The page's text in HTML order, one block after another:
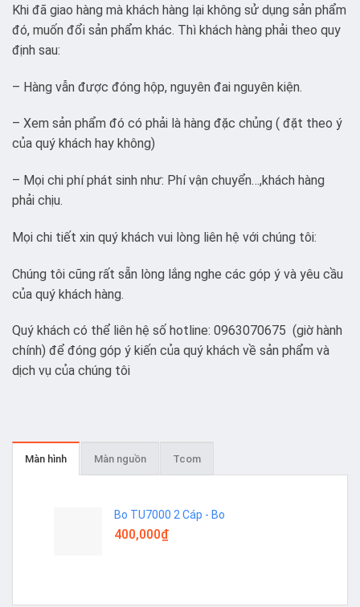
Khi đã giao hàng mà khách hàng lại không sử dụng sản phẩm
đó, muốn đổi sản phẩm khác. Thì khách hàng phải theo quy
định sau:
– Hàng vẫn được đóng hộp, nguyên đai nguyên kiện.
– Xem sản phẩm đó có phải là hàng đặc chủng ( đặt theo ý
của quý khách hay không)
– Mọi chi phí phát sinh như: Phí vận chuyển…,khách hàng
phải chịu.
Mọi chi tiết xin quý khách vui lòng liên hệ với chúng tôi:
Chúng tôi cũng rất sẵn lòng lắng nghe các góp ý và yêu cầu
của quý khách hàng.
Quý khách có thể liên hệ số hotline: 0963070675 (giờ hành
chính) để đóng góp ý kiến của quý khách về sản phẩm và
dịch vụ của chúng tôi
Màn hình Màn nguồn Tcom
Bo TU7000 2 Cáp - Bo
400,000₫